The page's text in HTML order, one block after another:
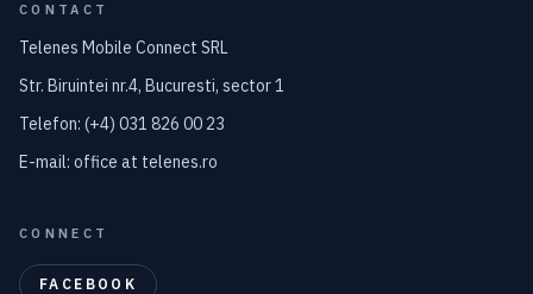
CONTACT
Telenes Mobile Connect SRL
Str. Biruintei nr.4, Bucuresti, sector 1
Telefon: (+4) 031 826 00 23
E-mail: office at telenes.ro
CONNECT
FACEBOOK